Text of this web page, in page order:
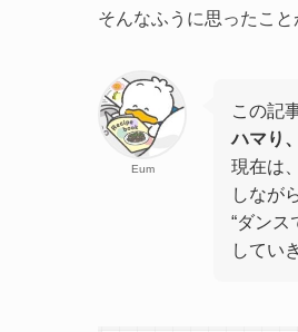
そんなふうに思ったこ
Eum
この記
ハマり
現在は
しなが
“ダンス
してい